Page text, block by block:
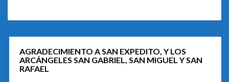
AGRADECIMIENTO A SAN EXPEDITO, Y LOS
ARCÁNGELES SAN GABRIEL, SAN MIGUEL Y SAN
RAFAEL